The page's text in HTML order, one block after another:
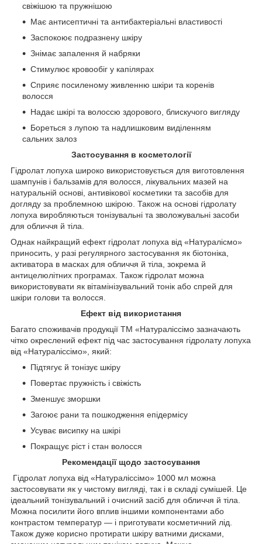
свіжішою та пружнішою
Має антисептичні та антибактеріальні властивості
Заспокоює подразнену шкіру
Знімає запалення й набряки
Стимулює кровообіг у капілярах
Сприяє посиленому живленню шкіри та коренів
волосся
Надає шкірі та волоссю здорового, блискучого вигляду
Бореться з лупою та надлишковим виділенням
сальних залоз
Застосування в косметології
Гідролат лопуха широко використовується для виготовлення
шампунів і бальзамів для волосся, лікувальних мазей на
натуральній основі, антивікової косметики та засобів для
догляду за проблемною шкірою. Також на основі гідролату
лопуха виробляються тонізувальні та зволожувальні засоби
для обличчя й тіла.
Однак найкращий ефект гідролат лопуха від «Натуралісмо»
приносить, у разі регулярного застосування як біотоніка,
активатора в масках для обличчя й тіла, зокрема й
антицелюлітних програмах. Також гідролат можна
використовувати як вітамінізувальний тонік або спрей для
шкіри голови та волосся.
Ефект від використання
Багато споживачів продукції ТМ «Натураліссімо зазначають
чітко окреслений ефект під час застосування гідролату лопуха
від «Натураліссімо», який:
Підтягує й тонізує шкіру
Повертає пружність і свіжість
Зменшує зморшки
Загоює рани та пошкодження епідермісу
Усуває висипку на шкірі
Покращує ріст і стан волосся
Рекомендації щодо застосування
Гідролат лопуха від «Натураліссімо» 1000 мл можна
застосовувати як у чистому вигляді, так і в складі сумішей. Це
ідеальний тонізувальний і очисний засіб для обличчя й тіла.
Можна посилити його вплив іншими компонентами або
контрастом температур — і приготувати косметичний лід.
Також дуже корисно протирати шкіру ватними дисками,